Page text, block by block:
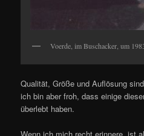
Voerde, im Buschacker, um
Qualität, Größe und Auflösung
ich bin aber froh, dass einige
überlebt haben.